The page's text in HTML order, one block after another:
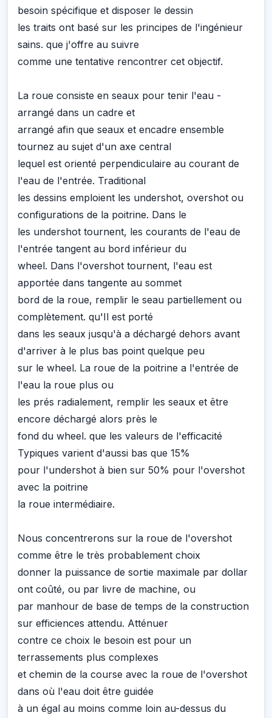
besoin spécifique et disposer le dessin
les traits ont basé sur les principes de l'ingénieur
sains. que j'offre au suivre
comme une tentative rencontrer cet objectif.
La roue consiste en seaux pour tenir l'eau -
arrangé dans un cadre et
arrangé afin que seaux et encadre ensemble
tournez au sujet d'un axe central
lequel est orienté perpendiculaire au courant de
l'eau de l'entrée. Traditional
les dessins emploient les undershot, overshot ou
configurations de la poitrine. Dans le
les undershot tournent, les courants de l'eau de
l'entrée tangent au bord inférieur du
wheel. Dans l'overshot tournent, l'eau est
apportée dans tangente au sommet
bord de la roue, remplir le seau partiellement ou
complètement. qu'Il est porté
dans les seaux jusqu'à a déchargé dehors avant
d'arriver à le plus bas point quelque peu
sur le wheel. La roue de la poitrine a l'entrée de
l'eau la roue plus ou
les prés radialement, remplir les seaux et être
encore déchargé alors près le
fond du wheel. que les valeurs de l'efficacité
Typiques varient d'aussi bas que 15%
pour l'undershot à bien sur 50% pour l'overshot
avec la poitrine
la roue intermédiaire.
Nous concentrerons sur la roue de l'overshot
comme être le très probablement choix
donner la puissance de sortie maximale par dollar
ont coûté, ou par livre de machine, ou
par manhour de base de temps de la construction
sur efficiences attendu. Atténuer
contre ce choix le besoin est pour un
terrassements plus complexes
et chemin de la course avec la roue de l'overshot
dans où l'eau doit être guidée
à un égal au moins comme loin au-dessus du